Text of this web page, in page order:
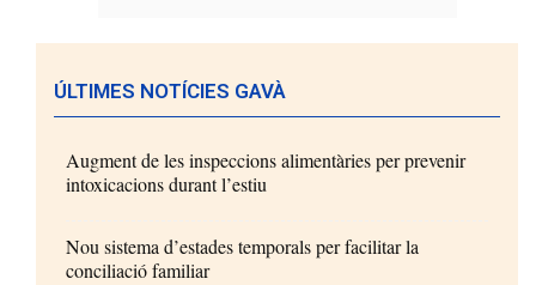
ÚLTIMES NOTÍCIES GAVÀ
Augment de les inspeccions alimentàries per prevenir
intoxicacions durant l’estiu
Nou sistema d’estades temporals per facilitar la
conciliació familiar